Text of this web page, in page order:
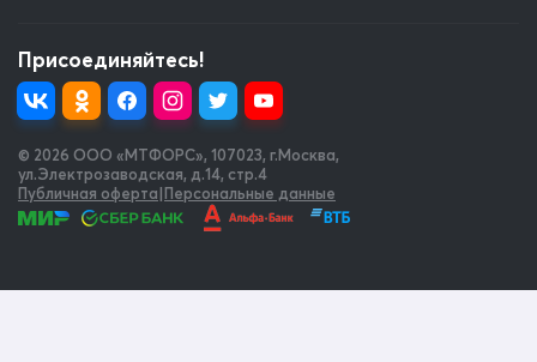
Присоединяйтесь!
© 2026 OOO «МТФОРС», 107023, г.Москва,
ул.Электрозаводская, д.14, стр.4
Публичная оферта|Персональные данные